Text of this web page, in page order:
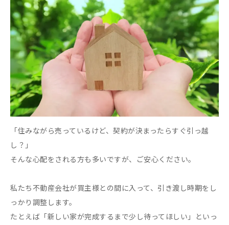
「住みながら売っているけど、契約が決まったらすぐ引っ越
し？」
そんな心配をされる方も多いですが、ご安心ください。
私たち不動産会社が買主様との間に入って、引き渡し時期をし
っかり調整します。
たとえば「新しい家が完成するまで少し待ってほしい」といっ